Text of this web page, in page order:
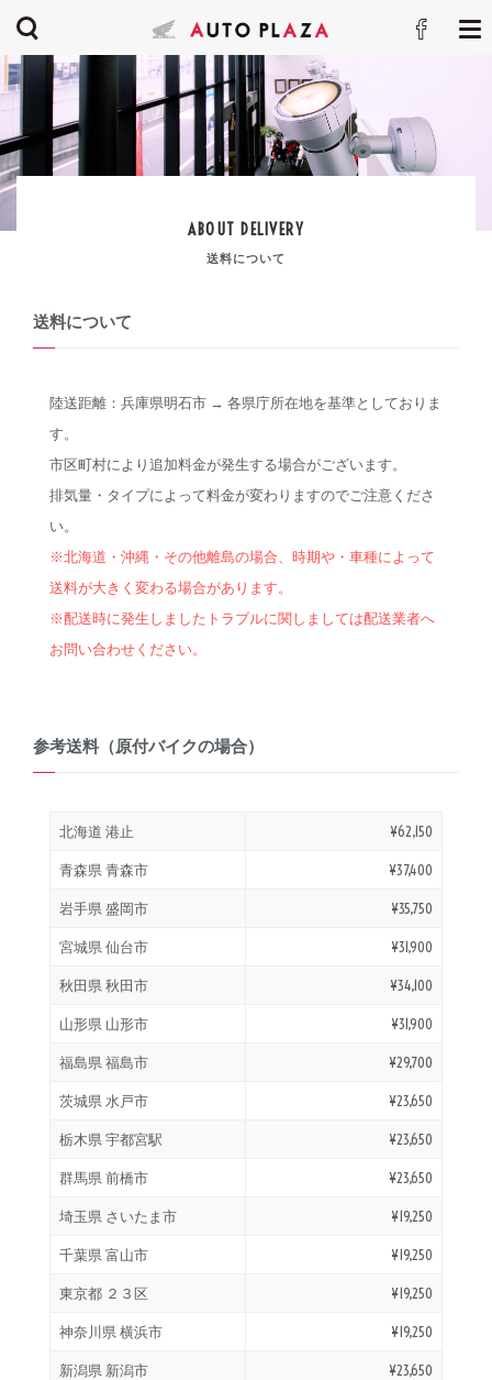
ABOUT DELIVERY
送料について
送料について
陸送距離：兵庫県明石市 → 各県庁所在地を基準としておりま
す。
市区町村により追加料金が発生する場合がございます。
排気量・タイプによって料金が変わりますのでご注意くださ
い。
※北海道・沖縄・その他離島の場合、時期や・車種によって
送料が大きく変わる場合があります。
※配送時に発生しましたトラブルに関しましては配送業者へ
お問い合わせください。
参考送料（原付バイクの場合）
北海道 港止 ¥62,150
青森県 青森市 ¥37,400
岩手県 盛岡市 ¥35,750
宮城県 仙台市 ¥31,900
秋田県 秋田市 ¥34,100
山形県 山形市 ¥31,900
福島県 福島市 ¥29,700
茨城県 水戸市 ¥23,650
栃木県 宇都宮駅 ¥23,650
群馬県 前橋市 ¥23,650
埼玉県 さいたま市 ¥19,250
千葉県 富山市 ¥19,250
東京都 ２３区 ¥19,250
神奈川県 横浜市 ¥19,250
新潟県 新潟市 ¥23,650
新車
タイプ
排気量
価格